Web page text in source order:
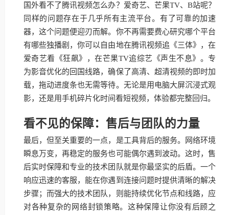
国外看不了腾讯视频怎么办？爱奇艺、芒果TV、B站呢？
同样的问题存在于几乎所有主流平台。有了可靠的加速
器，这个问题便迎刃而解。你不再需要费心研究哪个平台
有哪些独播剧，你可以自由地在腾讯视频追《三体》，在
爱奇艺看《狂飙》，在芒果TV追综艺《声生不息》。专
为影音优化的回国线路，确保了高清、超清视频的即时加
载，拖动进度条也无需等待。无论是用电脑大屏沉浸式观
影，还是用手机碎片化时间看短视频，体验都完整回归。
看不见的保障：售后与团队的力量
最后，但至关重要的一点，是工具背后的服务。网络环境
瞬息万变，再稳定的服务也可能偶尔遇到波动。这时，售
后实时保障和专业的技术团队就是你最坚实的后盾。一个
响应迅速的客服，能在你遇到连接问题时提供清晰的解决
步骤；而强大的技术团队，则能持续优化节点和线路，应
对各种复杂的网络封锁策略。这种保障让你没有后顾之